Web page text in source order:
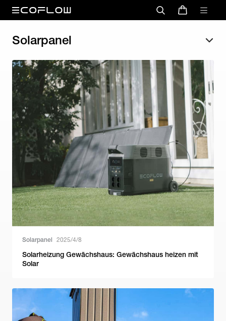
Solarpanel
Solarpanel 2025/4/8
Solarheizung Gewächshaus: Gewächshaus heizen mit
Solar